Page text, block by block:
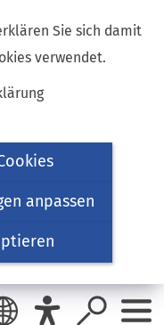
Sie sich damit
verwendet.
anpassen